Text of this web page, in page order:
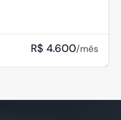
R$ 4.600/mês